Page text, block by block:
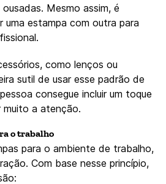
Mesmo assim, é
uma estampa com outra para
como lenços ou
sutil de usar esse padrão de
consegue incluir um toque
muito a atenção.
o trabalho
para o ambiente de trabalho,
Com base nesse princípio,